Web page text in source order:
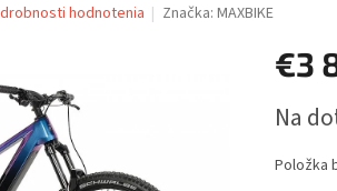
hodnotenia Značka:MAXBIKE
€3
cena:
Na
Položka